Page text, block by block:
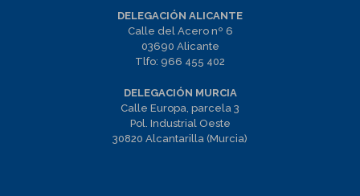
DELEGACIÓN ALICANTE
Calle del Acero nº 6
03690 Alicante
Tlfo: 966 455 402
DELEGACIÓN MURCIA
Calle Europa, parcela 3
Pol. Industrial Oeste
30820 Alcantarilla (Murcia)